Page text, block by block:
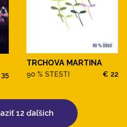
TRCHOVA MARTINA
90 % STESTI € 22
12 ďaľších